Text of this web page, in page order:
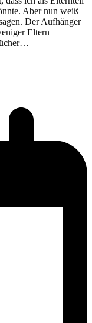
Aber nun weiß
Der Aufhänger
Eltern